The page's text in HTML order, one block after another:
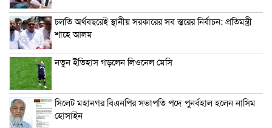
চলতি অর্থবছরেই স্থানীয় সরকারের সব স্তরের নির্বাচন: প্রতিমন্ত্রী
শাহে আলম
নতুন ইতিহাস গড়লেন লিওনেল মেসি
সিলেট মহানগর বিএনপির সভাপতি পদে পুনর্বহাল হলেন নাসিম
হোসাইন